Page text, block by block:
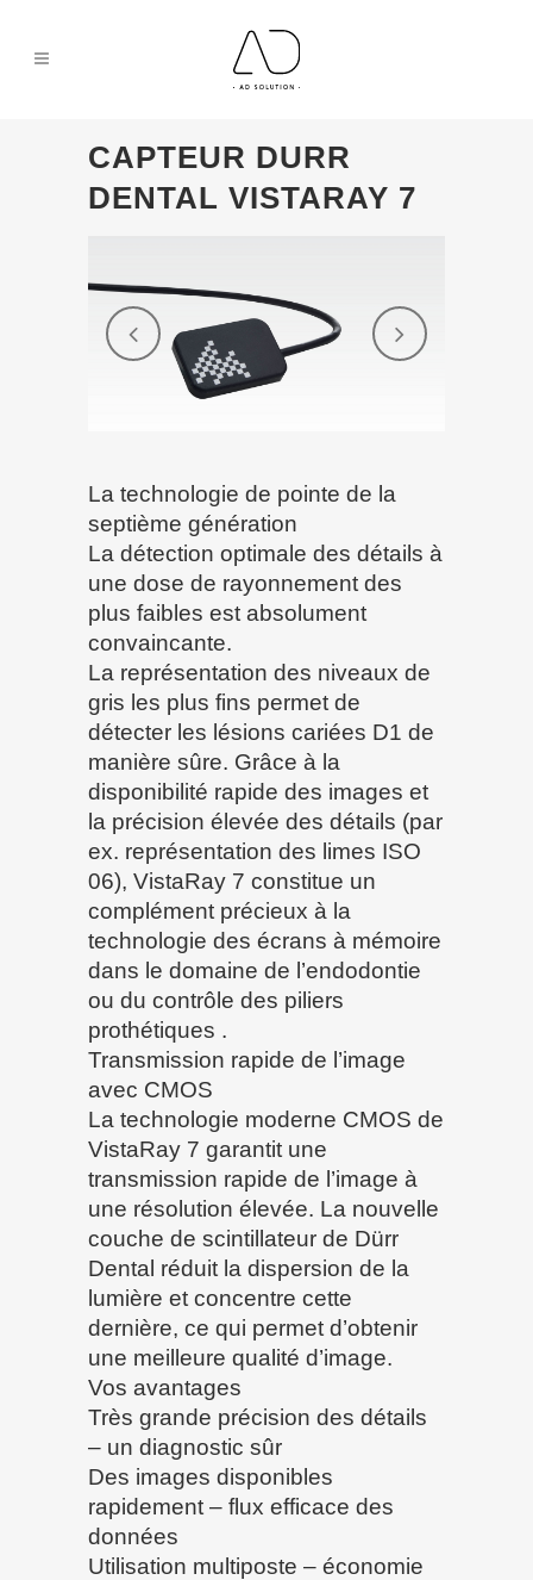
CAPTEUR DURR
DENTAL VISTARAY 7
La technologie de pointe de la
septième génération
La détection optimale des détails à
une dose de rayonnement des
plus faibles est absolument
convaincante.
La représentation des niveaux de
gris les plus fins permet de
détecter les lésions cariées D1 de
manière sûre. Grâce à la
disponibilité rapide des images et
la précision élevée des détails (par
ex. représentation des limes ISO
06), VistaRay 7 constitue un
complément précieux à la
technologie des écrans à mémoire
dans le domaine de l’endodontie
ou du contrôle des piliers
prothétiques .
Transmission rapide de l’image
avec CMOS
La technologie moderne CMOS de
VistaRay 7 garantit une
transmission rapide de l’image à
une résolution élevée. La nouvelle
couche de scintillateur de Dürr
Dental réduit la dispersion de la
lumière et concentre cette
dernière, ce qui permet d’obtenir
une meilleure qualité d’image.
Vos avantages
Très grande précision des détails
– un diagnostic sûr
Des images disponibles
rapidement – flux efficace des
données
Utilisation multiposte – économie